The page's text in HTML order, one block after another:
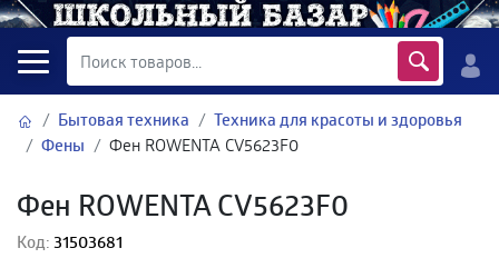
Бытовая техника
Техника для красоты и здоровья
Фены
Фен ROWENTA CV5623F0
Фен ROWENTA CV5623F0
Код:31503681